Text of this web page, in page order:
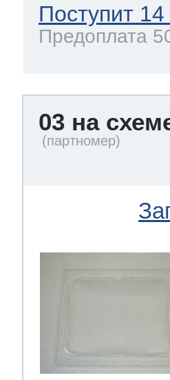
Поступит
Предоплата
03 на